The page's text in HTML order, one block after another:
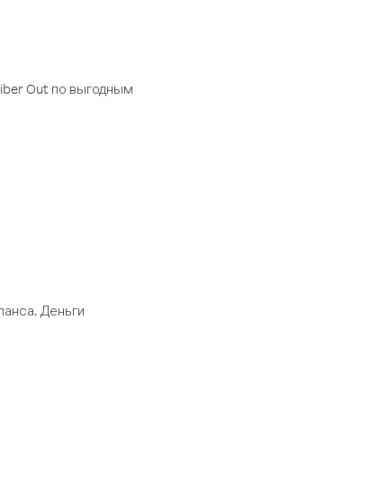
Out по выгодным
Деньги